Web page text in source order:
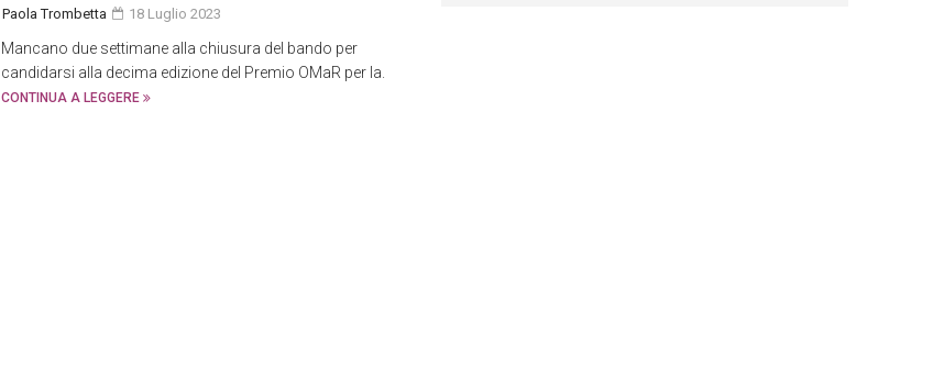
Paola Trombetta 18 Luglio 2023
Mancano due settimane alla chiusura del bando per
candidarsi alla decima edizione del Premio OMaR per la.
CONTINUA A LEGGERE